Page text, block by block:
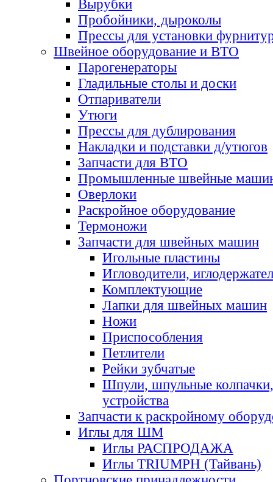
Вырубки
Пробойники, дыроколы
Прессы для установки
Швейное оборудование и ВТО
Парогенераторы
Гладильные столы и доски
Отпариватели
Утюги
Прессы для дублирования
Накладки и подставки д/утюгов
Запчасти для ВТО
Промышленные швейные
Оверлоки
Раскройное оборудование
Термоножи
Запчасти для швейных машин
Игольные пластины
Игловодители,
Комплектующие
Лапки для швейных машин
Ножи
Приспособления
Петлители
Рейки зубчатые
Шпули, шпульные
устройства
Запчасти к раскройному
Иглы для ШМ
Иглы РАСПРОДАЖА
Иглы TRIUMPH (Тайвань)